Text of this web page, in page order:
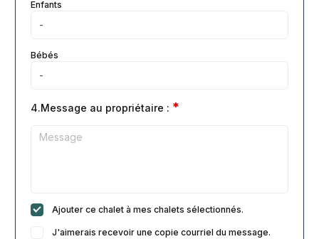
Enfants
Bébés
4.Message au propriétaire : *
Ajouter ce chalet à mes chalets sélectionnés.
J'aimerais recevoir une copie courriel du message.